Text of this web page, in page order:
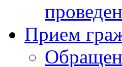
Прием